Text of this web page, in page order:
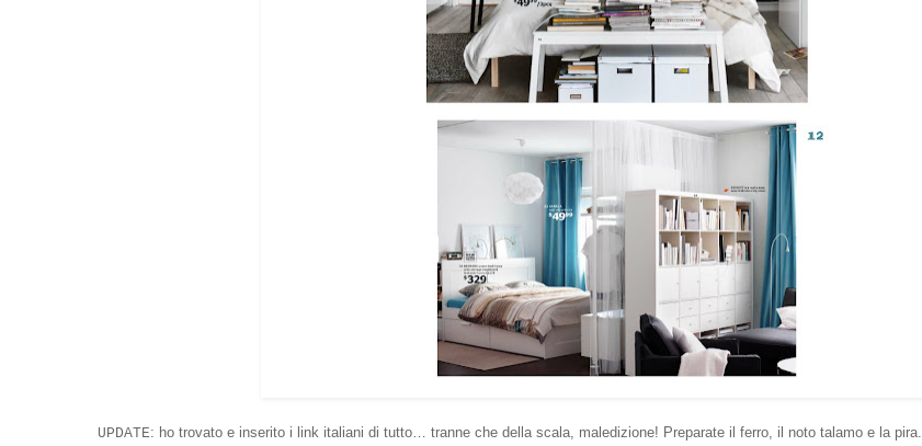
UPDATE: ho trovato e inserito i link italiani di tutto… tranne che della scala, maledizione! Preparate il ferro, il noto talamo e la pira.